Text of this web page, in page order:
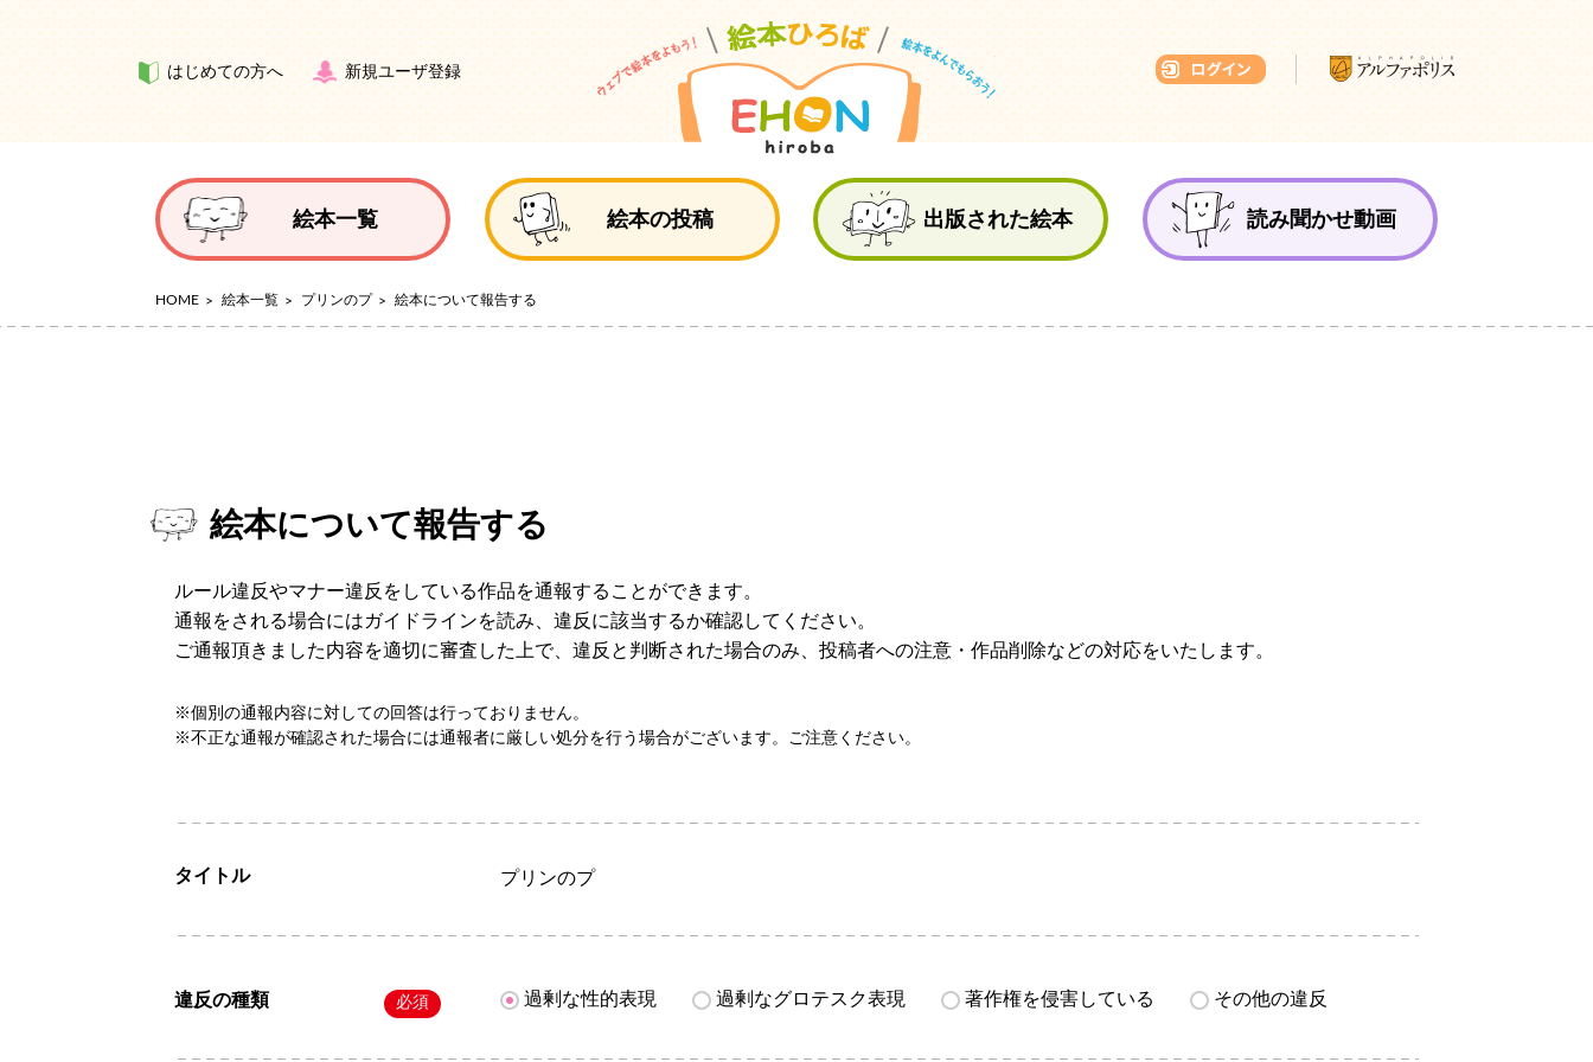
はじめての方へ 新規ユーザ登録
絵本一覧 絵本の投稿 出版された絵本 読み聞かせ動画
HOME 絵本一覧 プリンのプ 絵本について報告する
絵本について報告する
ルール違反やマナー違反をしている作品を通報することができます。
通報をされる場合にはガイドラインを読み、違反に該当するか確認してください。
ご通報頂きました内容を適切に審査した上で、違反と判断された場合のみ、投稿者への注意・作品削除などの対応をいたします。
※個別の通報内容に対しての回答は行っておりません。
※不正な通報が確認された場合には通報者に厳しい処分を行う場合がございます。ご注意ください。
タイトル プリンのプ
違反の種類 必須 過剰な性的表現 過剰なグロテスク表現 著作権を侵害している その他の違反